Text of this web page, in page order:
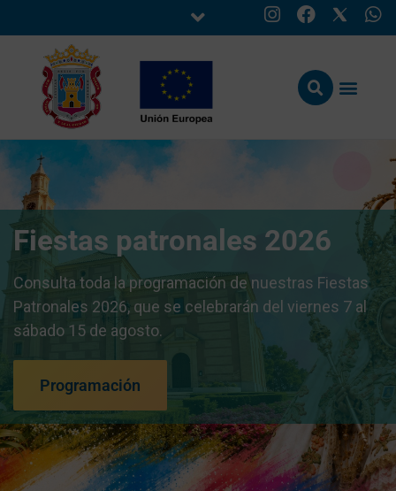
Fiestas patronales 2026
Consulta toda la programación de nuestras Fiestas
Patronales 2026, que se celebrarán del viernes 7 al
sábado 15 de agosto.
Programación